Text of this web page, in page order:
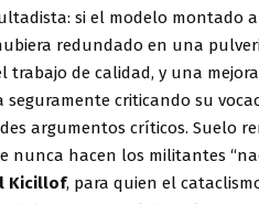
si el modelo montado
redundado en una
trabajo de calidad, y una
criticando su
argumentos críticos. Suelo
nunca hacen los militantes
Kicillof, para quien el